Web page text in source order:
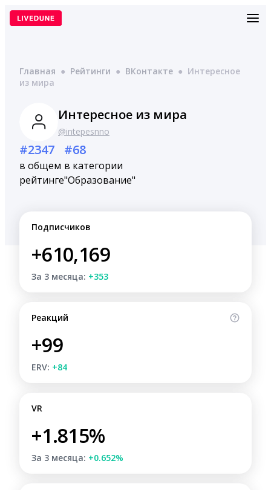
Перейти
Главная ● Рейтинги ● ВКонтакте ● Интересное
из мира
Интересное из мира
@intepesnno
#2347
в общем
рейтинге
#68
в категории
"Образование"
Подписчиков
+610,169
За 3 месяца: +353
Реакций
+99
ERV: +84
VR
+1.815%
За 3 месяца: +0.652%